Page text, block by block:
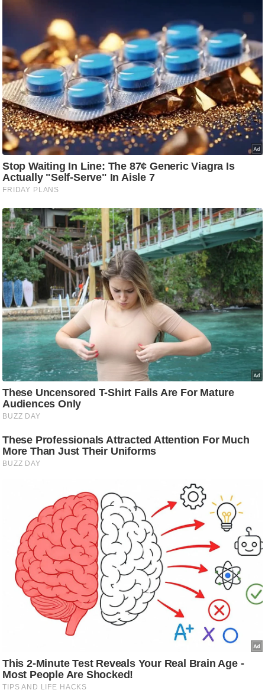
तृ
भू
मि
स्तं
भ
ए
म
.
आ
र
.
आ
ई
.
चा
य
प
र
स
मी
क्षा
ध
र्म
ज्यो
ष
प्र
ध
र्म
स्थ
हा
र